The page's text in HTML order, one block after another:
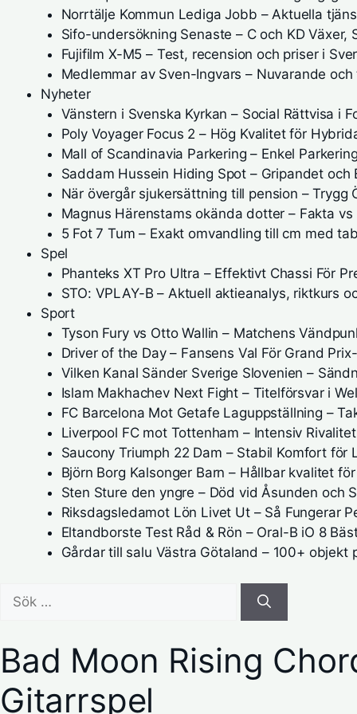
Norrtälje Kommun Lediga Jobb – Aktuella
Sifo-undersökning Senaste – C och KD Växer,
Fujifilm X-M5 – Test, recension och priser i
Medlemmar av Sven-Ingvars – Nuvarande
Nyheter
Vänstern i Svenska Kyrkan – Social Rättvisa i
Poly Voyager Focus 2 – Hög Kvalitet för
Mall of Scandinavia Parkering – Enkel
Saddam Hussein Hiding Spot – Gripandet och
När övergår sjukersättning till pension – Trygg
Magnus Härenstams okända dotter – Fakta vs
5 Fot 7 Tum – Exakt omvandling till cm med
Spel
Phanteks XT Pro Ultra – Effektivt Chassi För
STO: VPLAY-B – Aktuell aktieanalys, riktkurs
Sport
Tyson Fury vs Otto Wallin – Matchens
Driver of the Day – Fansens Val För Grand
Vilken Kanal Sänder Sverige Slovenien –
Islam Makhachev Next Fight – Titelförsvar i
FC Barcelona Mot Getafe Laguppställning –
Liverpool FC mot Tottenham – Intensiv
Saucony Triumph 22 Dam – Stabil Komfort för
Björn Borg Kalsonger Barn – Hållbar kvalitet
Sten Sture den yngre – Död vid Åsunden och
Riksdagsledamot Lön Livet Ut – Så Fungerar
Eltandborste Test Råd & Rön – Oral-B iO 8
Gårdar till salu Västra Götaland – 100+ objekt
efter:
Bad Moon Rising
Gitarrspel